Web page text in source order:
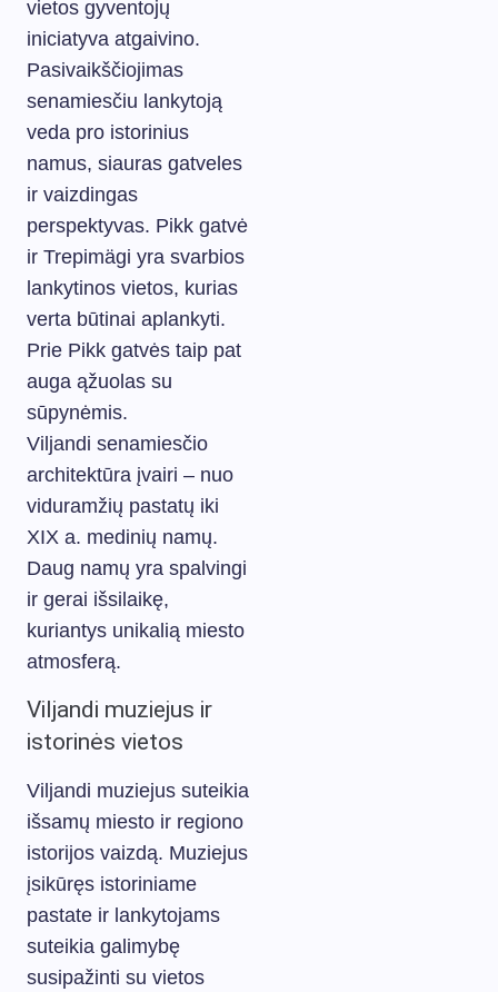
vietos gyventojų
iniciatyva atgaivino.
Pasivaikščiojimas
senamiesčiu lankytoją
veda pro istorinius
namus, siauras gatveles
ir vaizdingas
perspektyvas. Pikk gatvė
ir Trepimägi yra svarbios
lankytinos vietos, kurias
verta būtinai aplankyti.
Prie Pikk gatvės taip pat
auga ąžuolas su
sūpynėmis.
Viljandi senamiesčio
architektūra įvairi – nuo
viduramžių pastatų iki
XIX a. medinių namų.
Daug namų yra spalvingi
ir gerai išsilaikę,
kuriantys unikalią miesto
atmosferą.
Viljandi muziejus ir
istorinės vietos
Viljandi muziejus suteikia
išsamų miesto ir regiono
istorijos vaizdą. Muziejus
įsikūręs istoriniame
pastate ir lankytojams
suteikia galimybę
susipažinti su vietos